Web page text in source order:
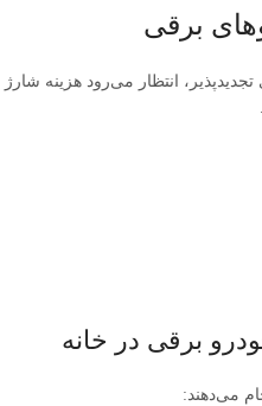
برقی
انتظار می‌رود هزینه شارژ
برقی در خانه
می‌دهند: